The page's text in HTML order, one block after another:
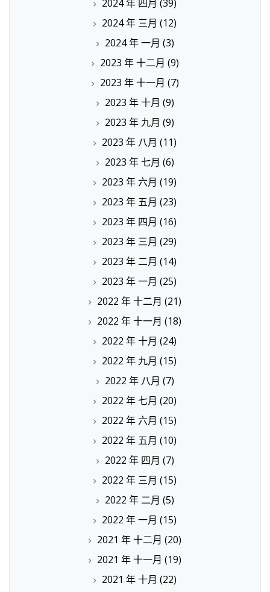
2024 年 四月 (39)
2024 年 三月 (12)
2024 年 一月 (3)
2023 年 十二月 (9)
2023 年 十一月 (7)
2023 年 十月 (9)
2023 年 九月 (9)
2023 年 八月 (11)
2023 年 七月 (6)
2023 年 六月 (19)
2023 年 五月 (23)
2023 年 四月 (16)
2023 年 三月 (29)
2023 年 二月 (14)
2023 年 一月 (25)
2022 年 十二月 (21)
2022 年 十一月 (18)
2022 年 十月 (24)
2022 年 九月 (15)
2022 年 八月 (7)
2022 年 七月 (20)
2022 年 六月 (15)
2022 年 五月 (10)
2022 年 四月 (7)
2022 年 三月 (15)
2022 年 二月 (5)
2022 年 一月 (15)
2021 年 十二月 (20)
2021 年 十一月 (19)
2021 年 十月 (22)